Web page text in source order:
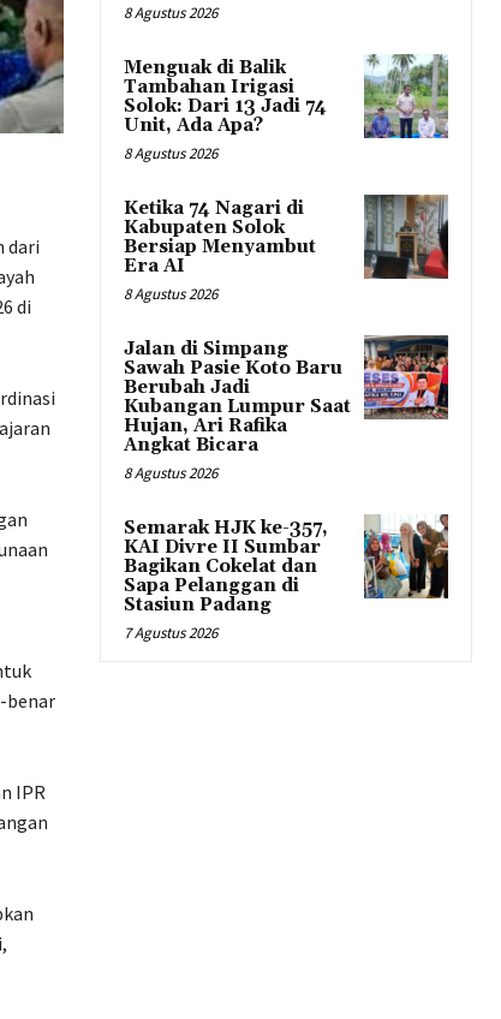
dari
di
benar
IPR
8 Agustus 2026
Menguak di Balik
Tambahan Irigasi
Solok: Dari 13 Jadi 74
Unit, Ada Apa?
8 Agustus 2026
Ketika 74 Nagari di
Kabupaten Solok
Bersiap Menyambut
Era AI
8 Agustus 2026
Jalan di Simpang
Sawah Pasie Koto Baru
Berubah Jadi
Kubangan Lumpur Saat
Hujan, Ari Rafika
Angkat Bicara
8 Agustus 2026
Semarak HJK ke-357,
KAI Divre II Sumbar
Bagikan Cokelat dan
Sapa Pelanggan di
Stasiun Padang
7 Agustus 2026